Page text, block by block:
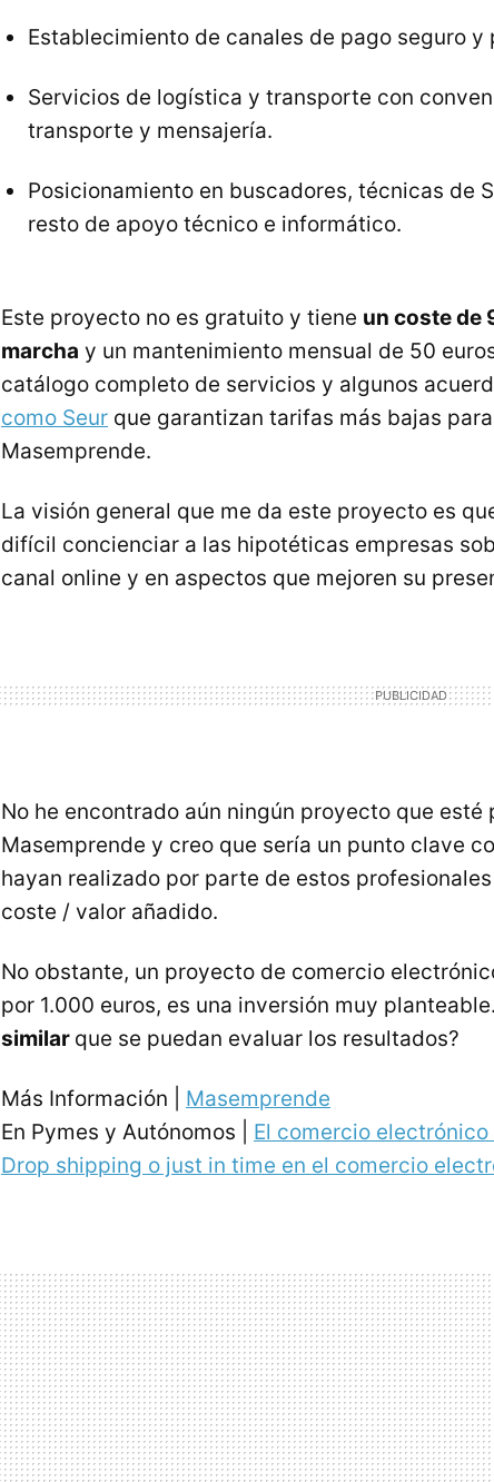
Establecimiento de canales de pago seguro y
Servicios de logística y transporte con
transporte y mensajería.
Posicionamiento en buscadores, técnicas de
resto de apoyo técnico e informático.
Este proyecto no es gratuito y tiene un coste de
marcha y un mantenimiento mensual de 50
catálogo completo de servicios y algunos
como Seur que garantizan tarifas más bajas
Masemprende.
La visión general que me da este proyecto es
difícil concienciar a las hipotéticas empresas
canal online y en aspectos que mejoren su
No he encontrado aún ningún proyecto que esté
Masemprende y creo que sería un punto clave
hayan realizado por parte de estos
coste / valor añadido.
No obstante, un proyecto de comercio
por 1.000 euros, es una inversión muy
similar que se puedan evaluar los resultados?
Más Información | Masemprende
En Pymes y Autónomos | El comercio
Drop shipping o just in time en el comercio